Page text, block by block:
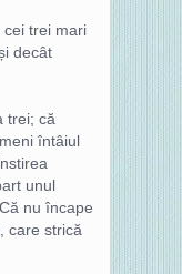
cei trei mari
decât
trei; că
întâiul
unul
nu încape
care strică